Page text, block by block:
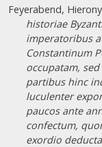
Feyerabend,
historiae
imperatoribus
Constantinum
occupatam,
partibus hinc
luculenter
paucos ante
confectum,
exordio